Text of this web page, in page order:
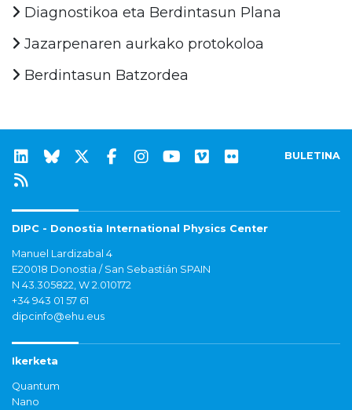
Diagnostikoa eta Berdintasun Plana
Jazarpenaren aurkako protokoloa
Berdintasun Batzordea
BULETINA
DIPC - Donostia International Physics Center
Manuel Lardizabal 4
E20018 Donostia / San Sebastián SPAIN
N 43.305822, W 2.010172
+34 943 01 57 61
dipcinfo@ehu.eus
Ikerketa
Quantum
Nano